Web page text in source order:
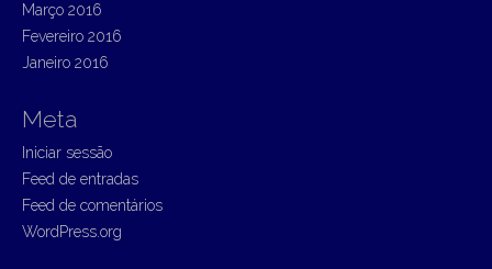
Março 2016
Fevereiro 2016
Janeiro 2016
Meta
Iniciar sessão
Feed de entradas
Feed de comentários
WordPress.org